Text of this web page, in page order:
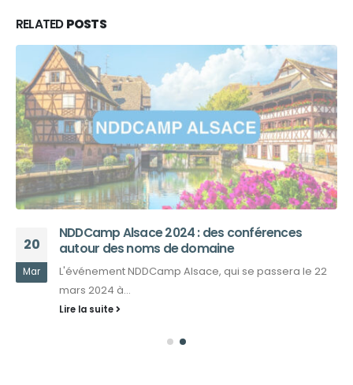
RELATEDPOSTS
20
Mar
NDDCamp Alsace 2024 : des conférences
autour des noms de domaine
L'événement NDDCamp Alsace, qui se passera le 22
mars 2024 à...
Lire la suite